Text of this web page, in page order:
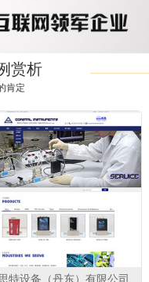
赏析
肯定
特设备（丹东）有限公司